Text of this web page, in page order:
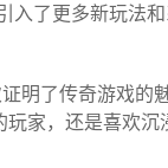
入了更多新玩法
明了传奇游戏的
家，还是喜欢沉